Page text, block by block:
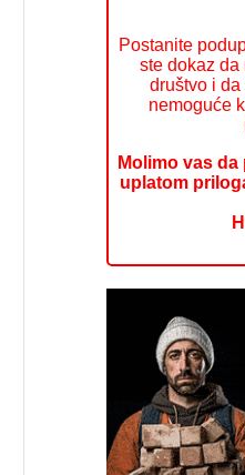
Postanite
ste dokaz da
društvo i
nemoguće
Molimo vas
uplatom